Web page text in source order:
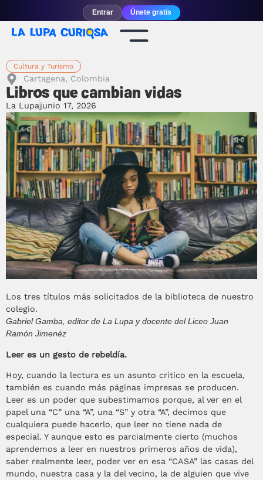
Entrar Únete gratis
Cultura y Turismo
Cartagena, Colombia
Libros que cambian vidas
La Lupajunio 17, 2026
Los tres títulos más solicitados de la biblioteca de nuestro
colegio.
Gabriel Gamba, editor de La Lupa y docente del Liceo Juan
Ramón Jimenéz
Leer es un gesto de rebeldía.
Hoy, cuando la lectura es un asunto crítico en la escuela,
también es cuando más páginas impresas se producen.
Leer es un poder que subestimamos porque, al ver en el
papel una “C” una “A”, una “S” y otra “A”, decimos que
cualquiera puede hacerlo, que leer no tiene nada de
especial. Y aunque esto es parcialmente cierto (muchos
aprendemos a leer en nuestros primeros años de vida),
saber realmente leer, poder ver en esa “CASA” las casas del
mundo, nuestra casa y la del vecino, la de alguien que vive